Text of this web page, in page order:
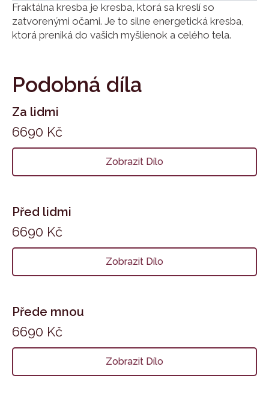
Fraktálna kresba je kresba, ktorá sa kreslí so
zatvorenými očami. Je to silne energetická kresba,
ktorá preniká do vašich myšlienok a celého tela.
Podobná díla
Za lidmi
6690 Kč
Zobrazit Dílo
Před lidmi
6690 Kč
Zobrazit Dílo
Přede mnou
6690 Kč
Zobrazit Dílo